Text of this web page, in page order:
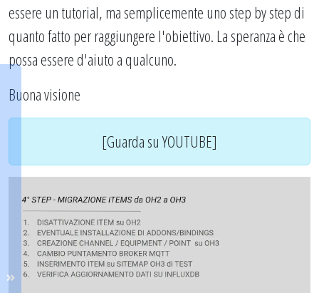
essere un tutorial, ma semplicemente uno step by step di
quanto fatto per raggiungere l'obiettivo. La speranza è che
possa essere d'aiuto a qualcuno.
Buona visione
[Guarda su YOUTUBE]